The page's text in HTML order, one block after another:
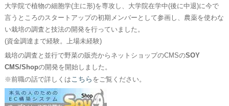
大学院で植物の細胞学(主に形)を専攻し、大学院在学中(後に中退)に今で
言うところのスタートアップの初期メンバーとして参画し、農薬を使わな
い栽培の調査と技法の開発を行っていました。
(資金調達まで経験。上場未経験)
栽培の調査と並行で野菜の販売からネットショップのCMSのSOY
CMS/Shopの開発を開始しました。
※前職の話で詳しくはこちら をご覧ください。